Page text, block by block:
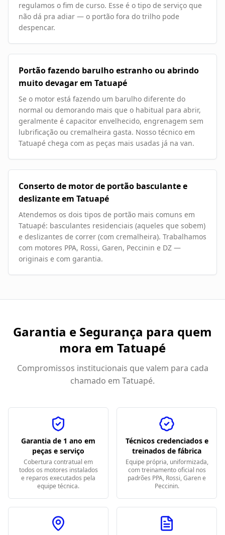
regulamos o fim de curso. Esse é o tipo de serviço que
não dá pra adiar — o portão fora do trilho pode
despencar.
Portão fazendo barulho estranho ou abrindo
muito devagar em Tatuapé
Se o motor está fazendo um barulho diferente do
normal ou demorando mais que o habitual para abrir,
geralmente é capacitor envelhecido, engrenagem sem
lubrificação ou cremalheira gasta. Nosso técnico em
Tatuapé chega com as peças mais usadas já na van.
Conserto de motor de portão basculante e
deslizante em Tatuapé
Atendemos os dois tipos de portão mais comuns em
Tatuapé: basculantes residenciais (aqueles que sobem)
e deslizantes de correr (com cremalheira). Trabalhamos
com motores PPA, Rossi, Garen, Peccinin e DZ —
originais e com garantia.
Garantia e Segurança para quem
mora em Tatuapé
Compromissos institucionais que valem para cada
chamado em Tatuapé.
Garantia de 1 ano em
peças e serviço
Cobertura contratual em
todos os motores instalados
e reparos executados pela
equipe técnica.
Técnicos credenciados e
treinados de fábrica
Equipe própria, uniformizada,
com treinamento oficial nos
padrões PPA, Rossi, Garen e
Peccinin.